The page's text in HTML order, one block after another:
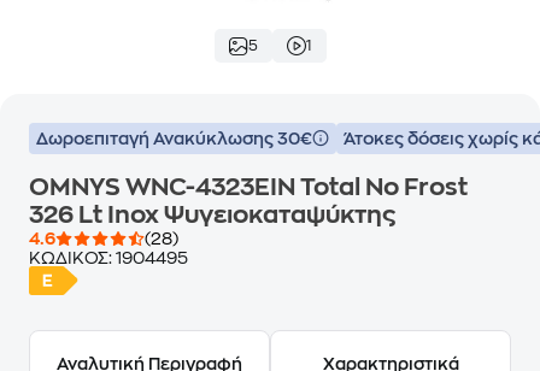
5 1
Δωροεπιταγή Ανακύκλωσης 30€ Άτοκες δόσεις χωρίς
OMNYS WNC-4323EIN Total No Frost
326 Lt Inox Ψυγειοκαταψύκτης
4.6
(28)
ΚΩΔΙΚΟΣ: 1904495
Αναλυτική Περιγραφή Χαρακτηριστικά